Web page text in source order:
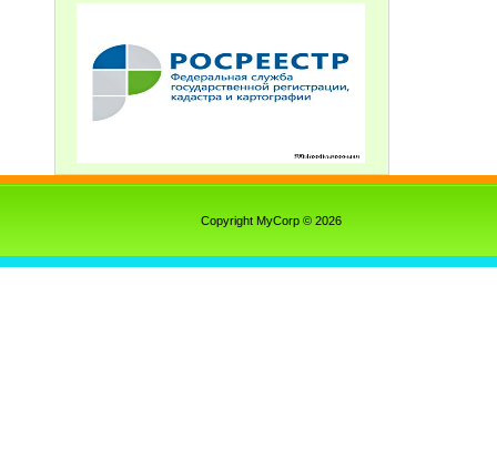
Copyright MyCorp © 2026